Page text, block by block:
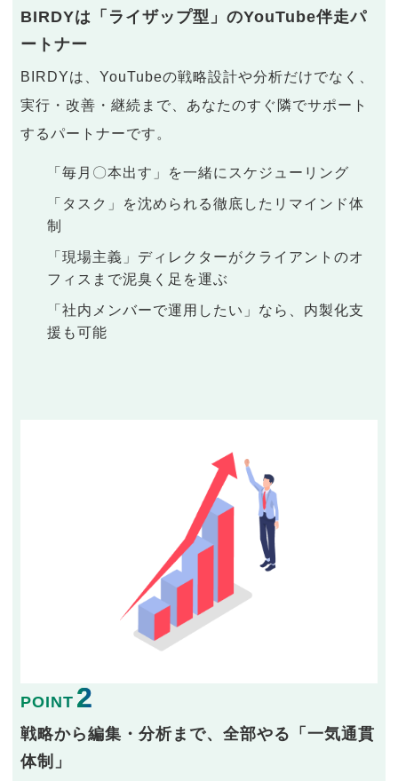
BIRDYは「ライザップ型」のYouTube伴走パ
ートナー
BIRDYは、YouTubeの戦略設計や分析だけでなく、
実行・改善・継続まで、あなたのすぐ隣でサポート
するパートナーです。
「毎月〇本出す」を一緒にスケジューリング
「タスク」を沈められる徹底したリマインド体
制
「現場主義」ディレクターがクライアントのオ
フィスまで泥臭く足を運ぶ
「社内メンバーで運用したい」なら、内製化支
援も可能
POINT 2
戦略から編集・分析まで、全部やる「一気通貫
体制」